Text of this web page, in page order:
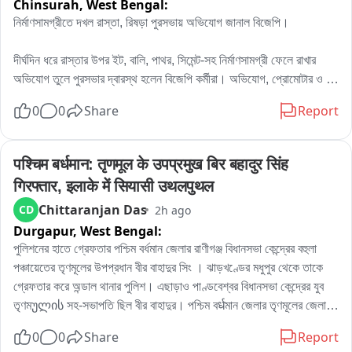
Chinsurah, West Bengal:
নির্মাণসামগ্রীতে দখল রাস্তা, রিষড়া পুরসভায় অভিযোগ জানাল বিজেপি।
দীর্ঘদিন ধরে রাস্তার উপর ইট, বালি, পাথর, সিমেন্ট-সহ নির্মাণসামগ্রী ফেলে রাখার
অভিযোগ তুলে পুরসভার দ্বারস্থ হলেন বিজেপি কর্মীরা। অভিযোগ, প্রোমোটার ও
হচ্ছে, বাড়ছে দুর্ঘটনার আশঙ্কাও। বিষয়টি নিয়ে পুরসভায় লিখিত অভিযোগ জমা
এলাকার বিজেপি কর্মী রোহিত দে জানান, এলাকাবাসীর অভিযোগের ভিত্তিতেই তাঁরা
পুরসভায় স্মারকলিপি জমা দিয়েছেন। তাঁর দাবি, নির্মাণসামগ্রী মাসের পর মাস রাস্তার
উপর পড়ে থাকায় রাস্তা কার্যত সরু হয়ে গিয়েছে। বর্ষাকালে বালি ও অন্যান্য সামগ্রী
নিকাশি ব্যবস্থা আটকে দিচ্ছে, ফলে জল জমার সমস্যাও বাড়ছে। রাতের অন্ধকারে
ভারী ডাম্পার ও লরিতে মালপত্র নামানোর ফলে রাস্তারও ক্ষতি হচ্ছে বলে অভিযোগ
করেন তিনি। প্রশাসনের তরফে প্রয়োজনীয় ব্যবস্থা নেওয়ার দাবি জানিয়ে তিনি
বলেন, আইনি পথেই এই সমস্যার সমাধান চান তাঁরা。
অন্যদিকে আর এক বিজেপি কর্মী অভিজিৎ বিশ্বাসের অভিযোগ, দীর্ঘদিন ধরে এই
পরিস্থিতি চললেও কোনও কার্যকর পদক্ষেপ নেওয়া হয়নি। তাঁর দাবি, নির্মাণস্থলে বড়
আশঙ্কা রয়েছে। নিত্যদিন ছোটখাটো দুর্ঘটনাও ঘটছে। 그는 অভিযোগ করেন,
0 0 Share Report
पश्चिम बर्धमान: तृणमूल के उपप्रमुख बिर बहादुर सिंह
गिरफ्तार, इलाके में सियासी उथलपुथल
CD Chittaranjan Das 2h ago
Durgapur, West Bengal:
পুলিশনের হাতে গ্রেফতার পশ্চিম বর্ধমান জেলার রাণীগঞ্জ বিধানসভা কেন্দ্রের বহুলা
পঞ্চায়েতের তৃণমূলের উপপ্রধান বীর বাহাদুর সিং । ঝাড়খণ্ডের মধুপুর থেকে তাকে
গ্রেফতার করে অন্ডাল থানার পুলিশ। এছাড়াও পাণ্ডবেশ্বর বিধানসভা কেন্দ্রের যুব
তৃণমულის সহ-সভাপতি ছিল বীর বাহাদুর। পশ্চিম বर्धমান জেলার তৃণমূলের জেলা
বলেও পরিচিত ছিল এই বীর বাহাদুর। এলাকায় সন্ত্রাস তোলাবাজি সহ একাধিক
0 0 Share Report